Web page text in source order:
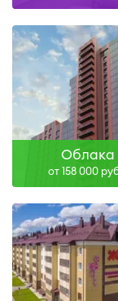
Облака
от 158 000